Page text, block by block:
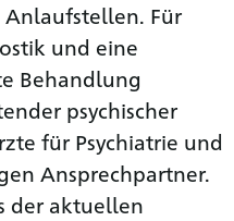
Für
und eine
Behandlung
psychischer
für Psychiatrie und
Ansprechpartner.
der aktuellen